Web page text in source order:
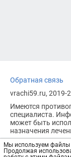
Мы используем файлы
Продолжая
Обратная связь
vrachi59.ru, 2019-
Имеются
специалиста.
может быть
назначения
Возрастное